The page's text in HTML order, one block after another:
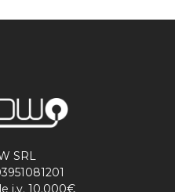
SRL
i.v. 10.000€